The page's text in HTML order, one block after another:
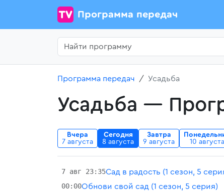
Программа передач
Программа передач Усадьба
Усадьба —
Вчера
7 августа
Сегодня
8 августа
Завтра
9 августа
10 августа
7 авг 23:35Сад в радость (1 сезон, 5
00:00Обнови свой сад (1 сезон, 5 серия)